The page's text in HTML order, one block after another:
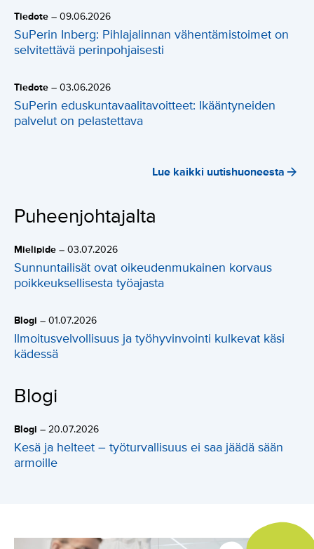
Tiedote – 09.06.2026
SuPerin Inberg: Pihlajalinnan vähentämistoimet on
selvitettävä perinpohjaisesti
Tiedote – 03.06.2026
SuPerin eduskuntavaalitavoitteet: Ikääntyneiden
palvelut on pelastettava
Lue kaikki uutishuoneesta
Puheenjohtajalta
Mielipide – 03.07.2026
Sunnuntailisät ovat oikeudenmukainen korvaus
poikkeuksellisesta työajasta
Blogi – 01.07.2026
Ilmoitusvelvollisuus ja työhyvinvointi kulkevat käsi
kädessä
Blogi
Blogi – 20.07.2026
Kesä ja helteet – työturvallisuus ei saa jäädä sään
armoille